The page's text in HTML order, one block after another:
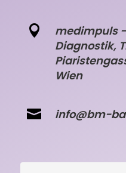

medimpuls
Diagnostik,
Wien
 info@bm-